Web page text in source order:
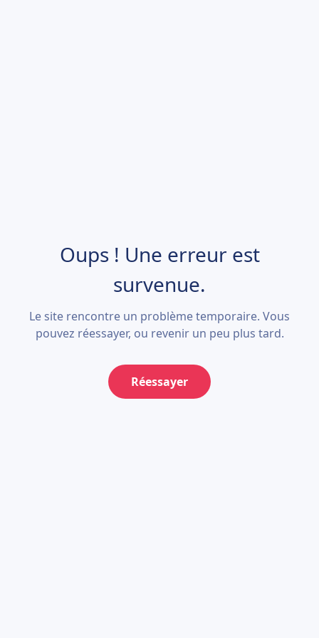
Oups ! Une erreur est
survenue.
Le site rencontre un problème temporaire. Vous
pouvez réessayer, ou revenir un peu plus tard.
Réessayer